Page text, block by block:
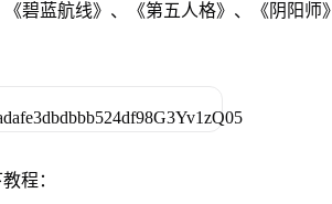
碧蓝航线》、《第五人格》、《阴阳师》
程：